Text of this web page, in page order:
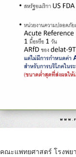
คณะแพทยศาสตร์ โรงพย